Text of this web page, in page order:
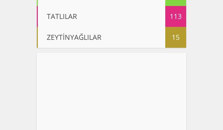
TATLILAR 113
ZEYTİNYAĞLILAR 15